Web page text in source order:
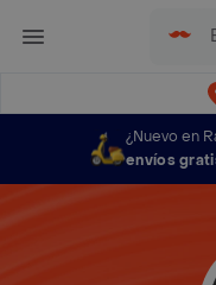
¿Nuevo en
envíos